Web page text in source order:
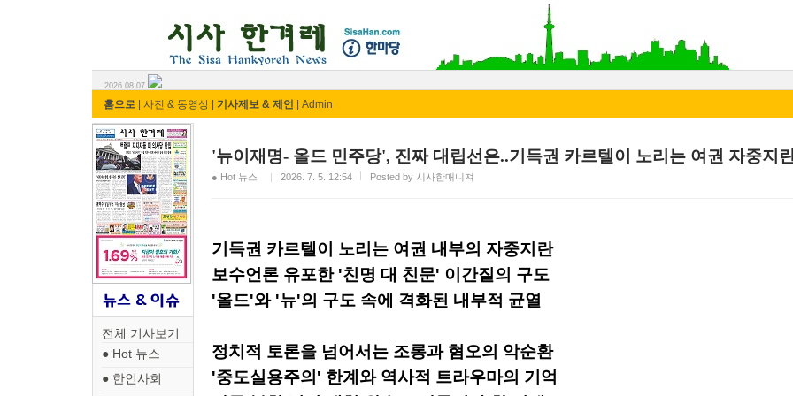
2026.08.07
홈으로 사진 & 동영상 기사제보 & 제언 Admin
전체 기사보기
● Hot 뉴스
● 한인사회
'뉴이재명- 올드 민주당', 진짜 대립선은..기득권 카르텔이 노리는 여권 자중지
● Hot 뉴스 2026. 7. 5. 12:54 Posted by 시사한매니져
기득권 카르텔이 노리는 여권 내부의 자중지란
보수언론 유포한 '친명 대 친문' 이간질의 구도
'올드'와 '뉴'의 구도 속에 격화된 내부적 균열
정치적 토론을 넘어서는 조롱과 혐오의 악순환
'중도실용주의' 한계와 역사적 트라우마의 기억